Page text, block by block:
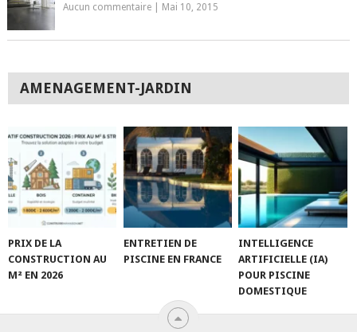
Aucun commentaire| Mai 10, 2015
AMENAGEMENT-JARDIN
PRIX DE LA
CONSTRUCTION AU
M² EN 2026
ENTRETIEN DE
PISCINE EN FRANCE
INTELLIGENCE
ARTIFICIELLE (IA)
POUR PISCINE
DOMESTIQUE